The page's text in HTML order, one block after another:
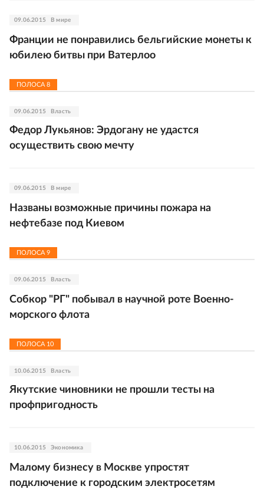
09.06.2015 В мире
Франции не понравились бельгийские монеты к
юбилею битвы при Ватерлоо
ПОЛОСА 8
09.06.2015 Власть
Федор Лукьянов: Эрдогану не удастся
осуществить свою мечту
09.06.2015 В мире
Названы возможные причины пожара на
нефтебазе под Киевом
ПОЛОСА 9
09.06.2015 Власть
Собкор "РГ" побывал в научной роте Военно-
морского флота
ПОЛОСА 10
10.06.2015 Власть
Якутские чиновники не прошли тесты на
профпригодность
10.06.2015 Экономика
Малому бизнесу в Москве упростят
подключение к городским электросетям